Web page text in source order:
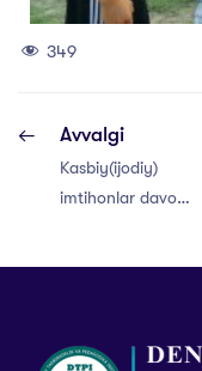
349
Avvalgi
Kasbiy(ijodiy)
imtihonlar davom